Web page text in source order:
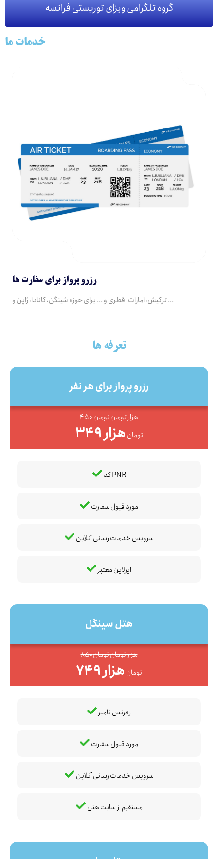
گروه تلگرامی ویزای توریستی فرانسه
خدمات ما
رزرو پرواز برای سفارت ها
ترکیش، امارات، قطری و ... برای حوزه شینگن، کانادا، ژاپن و ...
تعرفه ها
رزرو پرواز برای هر نفر
450 هزار تومان تومان
349 هزار تومان
کد PNR
مورد قبول سفارت
سرویس خدمات رسانی آنلاین
ایرلاین معتبر
هتل سینگل
850هزار تومان تومان
749 هزار تومان
رفرنس نامبر
مورد قبول سفارت
سرویس خدمات رسانی آنلاین
مستقیم از سایت هتل